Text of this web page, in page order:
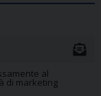
al
di marketing